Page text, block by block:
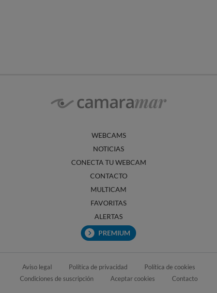
WEBCAMS
NOTICIAS
CONECTA TU WEBCAM
CONTACTO
MULTICAM
FAVORITAS
ALERTAS
PREMIUM
Aviso legal Política de privacidad
Política de cookies
Condiciones de suscripción
Aceptar cookies Contacto